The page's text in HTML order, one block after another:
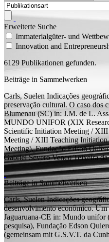
Erweiterte Suche
Immaterialgüter- und
Innovation and
6129 Publikationen gefunden.
Beiträge in Sammelwerken
Carls, Suelen Indicações
preservação cultural. O caso dos
Blumenau (SC) in: J.M. de L.
MUNDO UNIFOR (XIX
Scientific Initiation Meeting / XIII
Meeting / XIII Teaching
Meeting), Fundação Edson
Gabriel Severo Venco Teixeira
Beiträge in Sammelwerken
Carls, Suelen Indicações
desenvolvimento econômico. Um
Jaguaruana-CE in: Mundo unifor
pesquisa), Fundação Edson
(gemeinsam mit G.S.V.T. da